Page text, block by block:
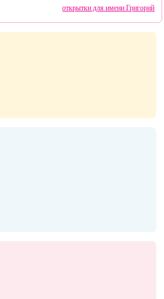
открытки для имени Григорий